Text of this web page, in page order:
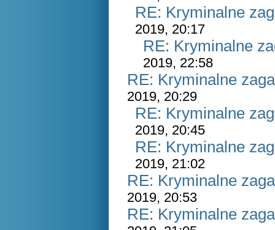
RE: Kryminalne
2019, 20:17
RE: Kryminalne
2019, 22:58
RE: Kryminalne
2019, 20:29
RE: Kryminalne
2019, 20:45
RE: Kryminalne
2019, 21:02
RE: Kryminalne
2019, 20:53
RE: Kryminalne